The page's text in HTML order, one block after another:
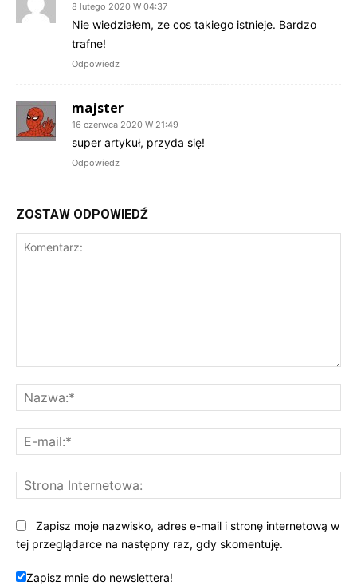
8 lutego 2020 W 04:37
Nie wiedziałem, ze cos takiego istnieje. Bardzo
trafne!
Odpowiedz
majster
16 czerwca 2020 W 21:49
super artykuł, przyda się!
Odpowiedz
ZOSTAW ODPOWIEDŹ
Zapisz moje nazwisko, adres e-mail i stronę internetową w
tej przeglądarce na następny raz, gdy skomentuję.
Zapisz mnie do newslettera!